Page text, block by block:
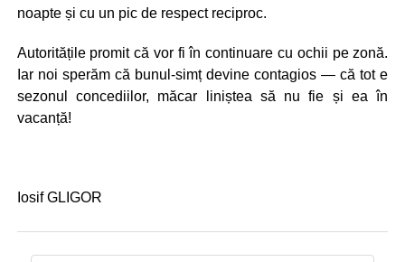
noapte și cu un pic de respect reciproc.
Autoritățile promit că vor fi în continuare cu ochii pe zonă.
Iar noi sperăm că bunul-simț devine contagios — că tot e
sezonul concediilor, măcar liniștea să nu fie și ea în
vacanță!
Iosif GLIGOR